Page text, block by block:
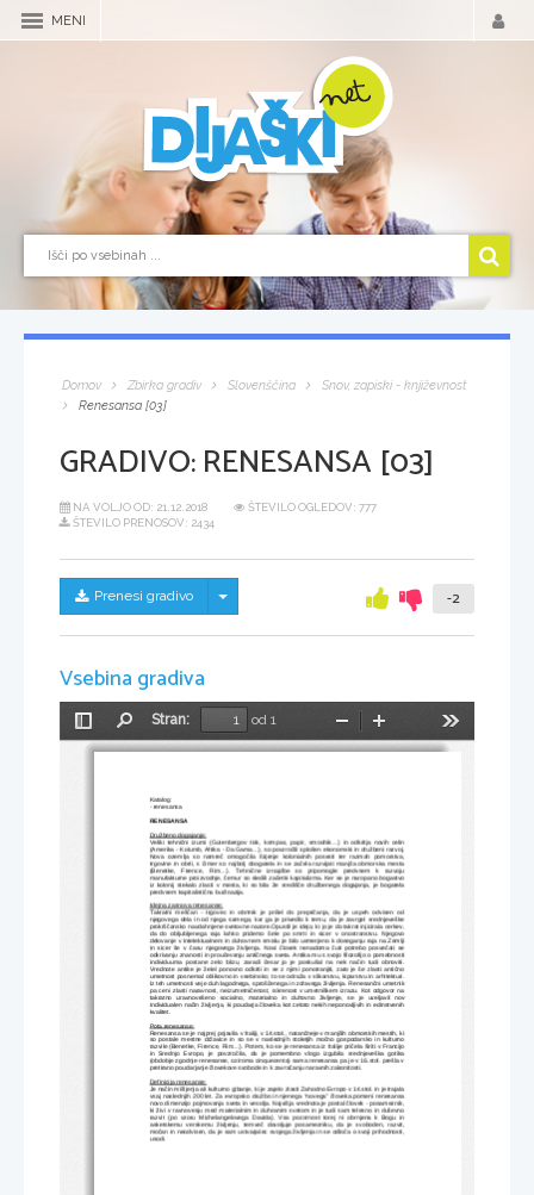
MENI
Domov Zbirka gradiv Slovenščina
Snov, zapiski - književnost
Renesansa [03]
GRADIVO:RENESANSA [03]
NA VOLJO OD: 21.12.2018
ŠTEVILO OGLEDOV: 777
ŠTEVILO PRENOSOV: 2434
Prenesi gradivo Skrij/prikaži meni -2
Vsebina gradiva
Preklopi
stransko
Stran:
od 1
Pomanjšaj
Katalog:
- renesansa
RENESANSA
Družbeno dogajanje:
Veliki tehnični izumi (Gutenbergov tisk, kompas, papir, smodnik...) in odkritja novih celin
(Amerika - Kolumb, Afrika - Da Gama...), so povzročili splošen ekonomski in družbeni razvoj.
Nova ozemlja so namreč omogočila širjenje kolonialnih posesti ter razmah pomorstva,
trgovine in obrti, s čimer so najbolj obogatela in se začela razvijati manjša obmorska mesta
(Benetke,   Firence,   Rim...).   Tehnične   iznajdbe   so   pripomogle   predvsem   k   razvoju
manufakturne proizvodnje, čemur so sledili začetki kapitalizma. Ker se je naropano bogastvo
iz kolonij stekalo zlasti v mesta, ki so bila že središče družbenega dogajanja, je bogatela
predvsem kapitalistična buržoazija.
Idejna zasnova renesanse:
Takratni meščan - trgovec in obrtnik je prišel do prepričanja, da je uspeh odvisen od
njegovega dela in od njega samega, kar ga je privedlo k temu, da je zavrgel srednjeveške
prokrščansko navdahnjene svetovne nazore.Opustil je idejo, ki jo je do takrat injicirala cerkev,
da do obljubljenega raja lahko pridemo šele po smrti in sicer v onostranstvu. Njegovo
delovanje v intelektualnem in duhovnem smislu je bilo usmerjeno k doseganju raja na Zemlji
in sicer še v času njegovega življenja. Novi človek nenadoma čuti potrebo posvečati se
odkrivanju znanosti in proučevanju antičnega sveta. Antika mu s svojo filozofijo o pomebnosti
individuuma postane zelo blizu, zaradi česar jo je poskušal na nek način tudi obnoviti.
Vrednote antike je želel ponovno odkriti in se z njimi ponotranjiti, zato je še zlasti antično
umetnost posnemal oblikovno in vsebinsko; to se odraža v slikarstvu, kiparstvu in arhitekturi.
Iz teh umetnosti veje duh lagodnega, sproščenega in zdravega življenja. Renesančni umetnik
pa ceni zlasti naravnost, neizumetničenost, iskrenost v umetniškem izrazu. Kot odgovor na
takratno uravnovešeno socialno, materialno in duhovno življenje, se je uveljavil nov
individualen način življenja, ki poudarja človeka kot celoto nekih neponovljivih in edinstvenih
kvalitet.
Pota renesanse:
Renesansa se je najprej pojavila v Italiji, v 14.stol., natančneje v manjših obmorskih mestih, ki
so postale mestne državice in so se v naslednjih stoletjih močno gospodarsko in kulturno
razvile (Benetke, Firence, Rim...). Potem, ko se je renesansa iz Italije pričela širiti v Francijo
in Srednjo Evropo, je povzročila, da je pomembno vlogo izgubila srednjeveška gotika
(obdobje zgodnje renesanse, oziroma cinquecenta) sama renesansa pa je v 16.stol. prešla v
pretirano poudarjanje človekove svobode in k zavračanju naravnih zakonitosti.
Definicija renesanse:
Je način mišljenja ali kulturno gibanje, ki je zajelo zlasti Zahodno Evropo v 14.stol. in je trajala
vsaj naslednjih 200 let. Za evropsko družbo in njenega “novega” človeka pomeni renesansa
novo dimenzijo pojmovanja sveta in vesolja. Najvišja vrednota je postal človek - posameznik,
ki živi v ravnovesju med materialnim in duhovnim svetom in je tudi sam telesno in duševno
razvit (po vzoru Michelangelovega Davida). Vsa pozornost torej ni obrnjena k Bogu in
asketskemu verskemu življenju, temveč dovoljuje posamezniku, da je svoboden, razvit,
močan in neodvisen, da je sam ustvarjalec svojega življenja in se odloča o svoji prihodnosti,
usodi.